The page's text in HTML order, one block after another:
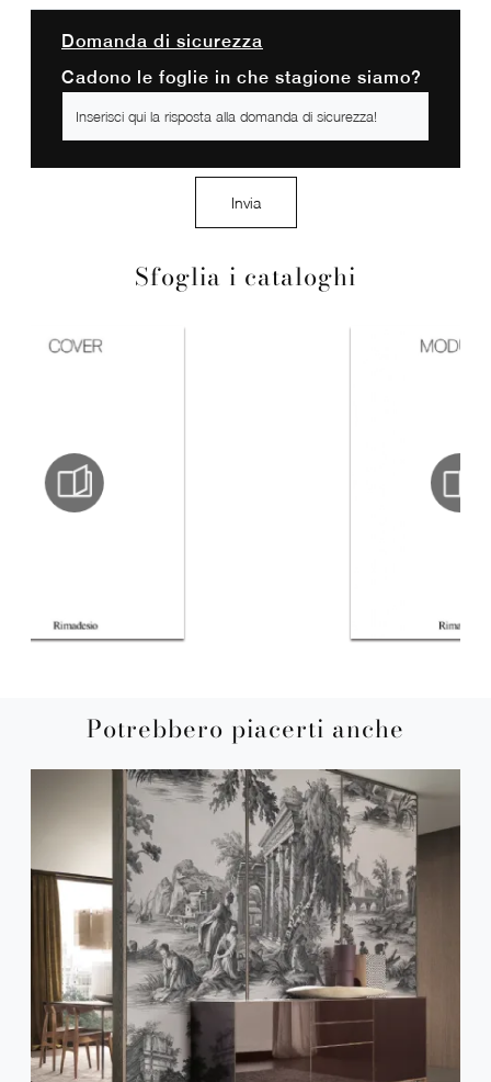
Sfoglia i cataloghi
Domanda di sicurezza
Cadono le foglie in che stagione siamo?
Invia
Potrebbero piacerti anche